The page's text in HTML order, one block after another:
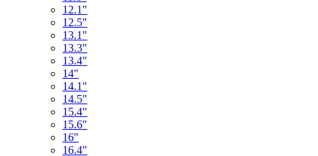
12.1"
12.5"
13.1"
13.3"
13.4"
14"
14.1"
14.5"
15.4"
15.6"
16"
16.4"